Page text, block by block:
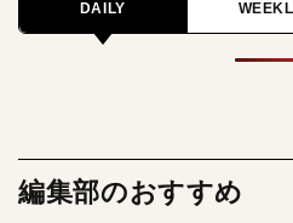
DAILY
編集部のおすすめ